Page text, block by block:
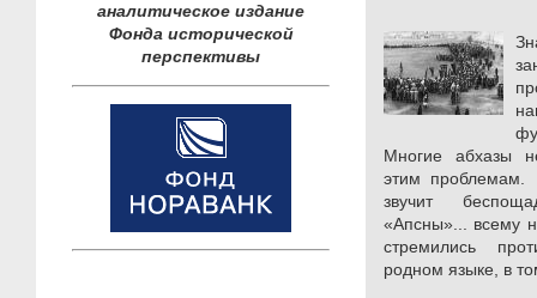
аналитическое издание
Фонда исторической
перспективы
Многие абхазы
этим проблемам.
звучит
«Апсны»... всему
стремились
родном языке, в